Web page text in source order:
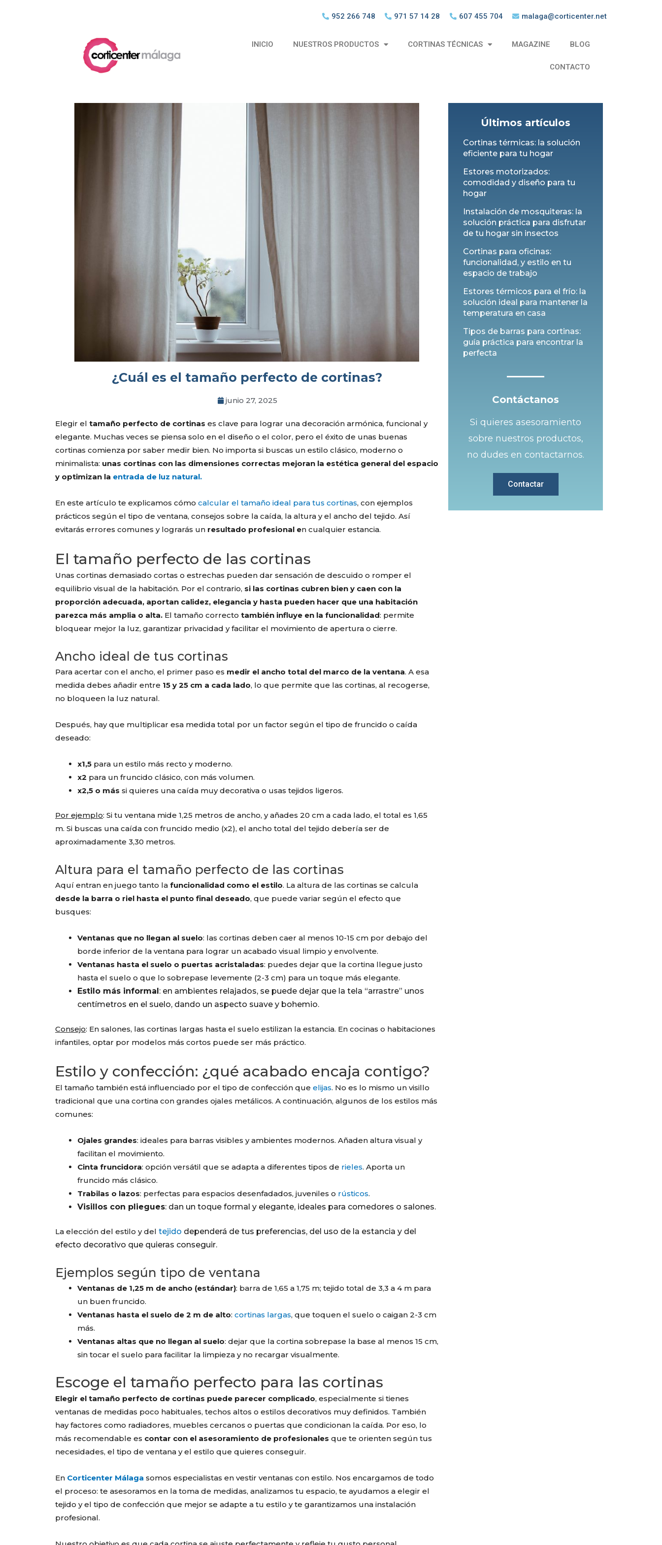
952 266 748 971 57 14 28 607 455 704 malaga@corticenter.net
INICIO NUESTROS PRODUCTOS CORTINAS TÉCNICAS MAGAZINE BLOG
CONTACTO
¿Cuál es el tamaño perfecto de cortinas?
junio 27, 2025
Elegir el tamaño perfecto de cortinas es clave para lograr una decoración armónica, funcional y
elegante. Muchas veces se piensa solo en el diseño o el color, pero el éxito de unas buenas
cortinas comienza por saber medir bien. No importa si buscas un estilo clásico, moderno o
minimalista: unas cortinas con las dimensiones correctas mejoran la estética general del espacio
y optimizan la entrada de luz natural.
En este artículo te explicamos cómo calcular el tamaño ideal para tus cortinas, con ejemplos
prácticos según el tipo de ventana, consejos sobre la caída, la altura y el ancho del tejido. Así
evitarás errores comunes y lograrás un resultado profesional en cualquier estancia.
El tamaño perfecto de las cortinas
Unas cortinas demasiado cortas o estrechas pueden dar sensación de descuido o romper el
equilibrio visual de la habitación. Por el contrario, si las cortinas cubren bien y caen con la
proporción adecuada, aportan calidez, elegancia y hasta pueden hacer que una habitación
parezca más amplia o alta. El tamaño correcto también influye en la funcionalidad: permite
bloquear mejor la luz, garantizar privacidad y facilitar el movimiento de apertura o cierre.
Ancho ideal de tus cortinas
Para acertar con el ancho, el primer paso es medir el ancho total del marco de la ventana. A esa
medida debes añadir entre 15 y 25 cm a cada lado, lo que permite que las cortinas, al recogerse,
no bloqueen la luz natural.
Después, hay que multiplicar esa medida total por un factor según el tipo de fruncido o caída
deseado:
x1,5 para un estilo más recto y moderno.
x2 para un fruncido clásico, con más volumen.
x2,5 o más si quieres una caída muy decorativa o usas tejidos ligeros.
Por ejemplo: Si tu ventana mide 1,25 metros de ancho, y añades 20 cm a cada lado, el total es 1,65
m. Si buscas una caída con fruncido medio (x2), el ancho total del tejido debería ser de
aproximadamente 3,30 metros.
Altura para el tamaño perfecto de las cortinas
Aquí entran en juego tanto la funcionalidad como el estilo. La altura de las cortinas se calcula
desde la barra o riel hasta el punto final deseado, que puede variar según el efecto que
busques:
Ventanas que no llegan al suelo: las cortinas deben caer al menos 10-15 cm por debajo del
borde inferior de la ventana para lograr un acabado visual limpio y envolvente.
Ventanas hasta el suelo o puertas acristaladas: puedes dejar que la cortina llegue justo
hasta el suelo o que lo sobrepase levemente (2-3 cm) para un toque más elegante.
Estilo más informal : en ambientes relajados, se puede dejar que la tela “arrastre” unos
centímetros en el suelo, dando un aspecto suave y bohemio.
Consejo: En salones, las cortinas largas hasta el suelo estilizan la estancia. En cocinas o habitaciones
infantiles, optar por modelos más cortos puede ser más práctico.
Estilo y confección: ¿qué acabado encaja contigo?
El tamaño también está influenciado por el tipo de confección que elijas. No es lo mismo un visillo
tradicional que una cortina con grandes ojales metálicos. A continuación, algunos de los estilos más
comunes:
Ojales grandes: ideales para barras visibles y ambientes modernos. Añaden altura visual y
facilitan el movimiento.
Cinta fruncidora: opción versátil que se adapta a diferentes tipos de rieles. Aporta un
fruncido más clásico.
Trabilas o lazos: perfectas para espacios desenfadados, juveniles o rústicos.
Visillos con pliegues: dan un toque formal y elegante, ideales para comedores o salones.
La elección del estilo y del tejido dependerá de tus preferencias, del uso de la estancia y del
efecto decorativo que quieras conseguir.
Ejemplos según tipo de ventana
Ventanas de 1,25 m de ancho (estándar): barra de 1,65 a 1,75 m; tejido total de 3,3 a 4 m para
un buen fruncido.
Ventanas hasta el suelo de 2 m de alto: cortinas largas, que toquen el suelo o caigan 2-3 cm
más.
Ventanas altas que no llegan al suelo: dejar que la cortina sobrepase la base al menos 15 cm,
sin tocar el suelo para facilitar la limpieza y no recargar visualmente.
Escoge el tamaño perfecto para las cortinas
Elegir el tamaño perfecto de cortinas puede parecer complicado, especialmente si tienes
ventanas de medidas poco habituales, techos altos o estilos decorativos muy definidos. También
hay factores como radiadores, muebles cercanos o puertas que condicionan la caída. Por eso, lo
más recomendable es contar con el asesoramiento de profesionales que te orienten según tus
necesidades, el tipo de ventana y el estilo que quieres conseguir.
En Corticenter Málaga somos especialistas en vestir ventanas con estilo. Nos encargamos de todo
el proceso: te asesoramos en la toma de medidas, analizamos tu espacio, te ayudamos a elegir el
tejido y el tipo de confección que mejor se adapte a tu estilo y te garantizamos una instalación
profesional.
Últimos artículos
Cortinas térmicas: la solución
eficiente para tu hogar
Estores motorizados:
comodidad y diseño para tu
hogar
Instalación de mosquiteras: la
solución práctica para disfrutar
de tu hogar sin insectos
Cortinas para oficinas:
funcionalidad, y estilo en tu
espacio de trabajo
Estores térmicos para el frío: la
solución ideal para mantener la
temperatura en casa
Tipos de barras para cortinas:
guía práctica para encontrar la
perfecta
Contáctanos
Si quieres asesoramiento
sobre nuestros productos,
no dudes en contactarnos.
Contactar